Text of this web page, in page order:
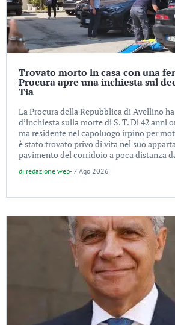
Trovato morto in casa con una
Procura apre una inchiesta sul
Tia
La Procura della Repubblica di Avellino
d’inchiesta sulla morte di S. T. Di 42 anni
ma residente nel capoluogo irpino per
è stato trovato privo di vita nel suo
pavimento del corridoio a poca distanza
di redazione web-7 Ago 2026